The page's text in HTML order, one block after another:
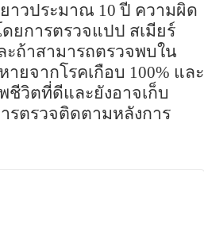
าวประมาณ 10 ปี ความผิด
ยการตรวจแปป สเมียร์
ถ้าสามารถตรวจพบใน
ายจากโรคเกือบ 100% และ
วิตที่ดีและยังอาจเก็บ
รตรวจติดตามหลังการ